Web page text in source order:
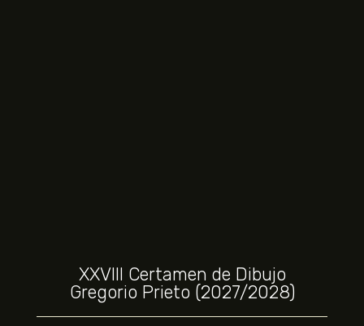
XXVIII Certamen de Dibujo
Gregorio Prieto (2027/2028)